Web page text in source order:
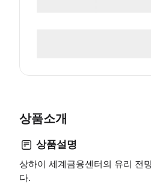
상품소개
상품설명
상하이 세계금융센터의 유리 전
다.